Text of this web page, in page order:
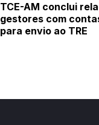
TCE-AM conclui
gestores com
para envio ao TRE